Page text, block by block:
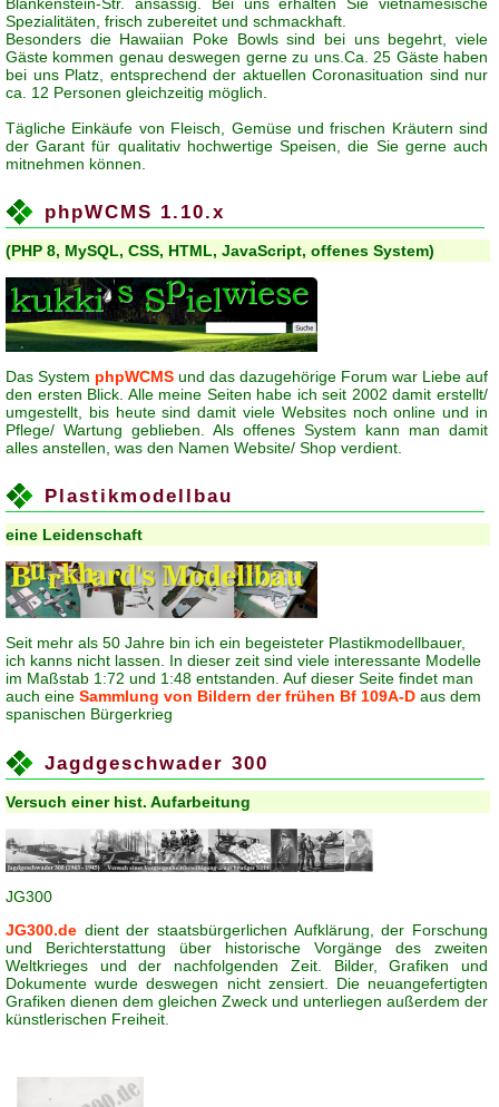
Spezialitäten, frisch zubereitet und schmackhaft.
Besonders die Hawaiian Poke Bowls sind bei uns begehrt, viele
Gäste kommen genau deswegen gerne zu uns.Ca. 25 Gäste haben
bei uns Platz, entsprechend der aktuellen Coronasituation sind nur
ca. 12 Personen gleichzeitig möglich.
Tägliche Einkäufe von Fleisch, Gemüse und frischen Kräutern sind
der Garant für qualitativ hochwertige Speisen, die Sie gerne auch
mitnehmen können.
phpWCMS 1.10.x
(PHP 8, MySQL, CSS, HTML, JavaScript, offenes System)
Das System phpWCMS und das dazugehörige Forum war Liebe auf
den ersten Blick. Alle meine Seiten habe ich seit 2002 damit erstellt/
umgestellt, bis heute sind damit viele Websites noch online und in
Pflege/ Wartung geblieben. Als offenes System kann man damit
alles anstellen, was den Namen Website/ Shop verdient.
Plastikmodellbau
eine Leidenschaft
Seit mehr als 50 Jahre bin ich ein begeisteter Plastikmodellbauer,
ich kanns nicht lassen. In dieser zeit sind viele interessante Modelle
im Maßstab 1:72 und 1:48 entstanden. Auf dieser Seite findet man
auch eine Sammlung von Bildern der frühen Bf 109A-D aus dem
spanischen Bürgerkrieg
Jagdgeschwader 300
Versuch einer hist. Aufarbeitung
JG300
JG300.de dient der staatsbürgerlichen Aufklärung, der Forschung
und Berichterstattung über historische Vorgänge des zweiten
Weltkrieges und der nachfolgenden Zeit. Bilder, Grafiken und
Dokumente wurde deswegen nicht zensiert. Die neuangefertigten
Grafiken dienen dem gleichen Zweck und unterliegen außerdem der
künstlerischen Freiheit.